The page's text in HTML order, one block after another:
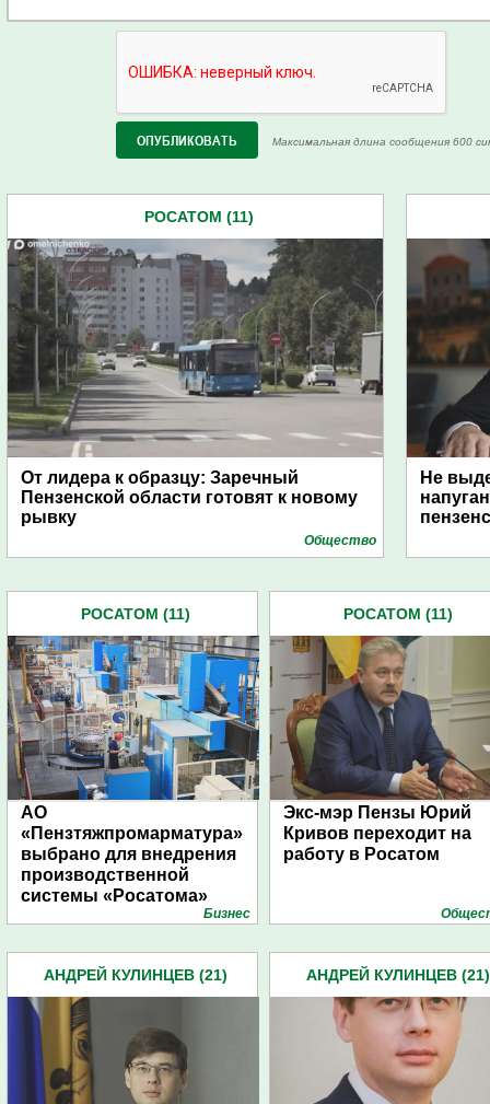
Максимальная длина сообщения 600
РОСАТОМ (11)
От лидера к образцу: Заречный
Пензенской области готовят к новому
рывку
Общество
Не
РОСАТОМ (11)
АО
«Пензтяжпромарматура»
выбрано для внедрения
производственной
системы «Росатома»
Бизнес
РОСАТОМ (11)
Экс-мэр Пензы Юрий
Кривов переходит на
работу в Росатом
АНДРЕЙ КУЛИНЦЕВ (21) АНДРЕЙ КУЛИНЦЕВ (21)